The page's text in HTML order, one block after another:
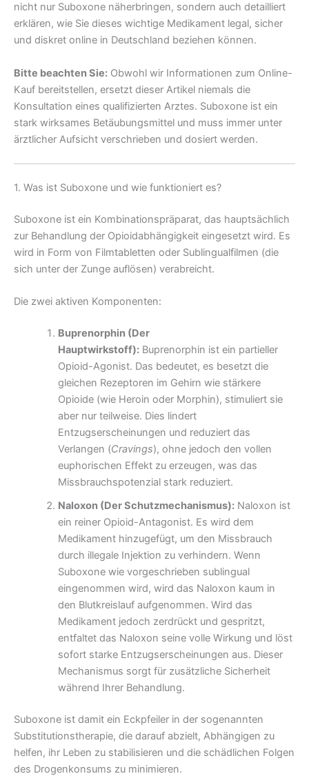
nicht nur Suboxone näherbringen, sondern auch detailliert
erklären, wie Sie dieses wichtige Medikament legal, sicher
und diskret online in Deutschland beziehen können.
Bitte beachten Sie: Obwohl wir Informationen zum Online-
Kauf bereitstellen, ersetzt dieser Artikel niemals die
Konsultation eines qualifizierten Arztes. Suboxone ist ein
stark wirksames Betäubungsmittel und muss immer unter
ärztlicher Aufsicht verschrieben und dosiert werden.
1. Was ist Suboxone und wie funktioniert es?
Suboxone ist ein Kombinationspräparat, das hauptsächlich
zur Behandlung der Opioidabhängigkeit eingesetzt wird. Es
wird in Form von Filmtabletten oder Sublingualfilmen (die
sich unter der Zunge auflösen) verabreicht.
Die zwei aktiven Komponenten:
Buprenorphin (Der
Hauptwirkstoff):Buprenorphin ist ein partieller
Opioid-Agonist. Das bedeutet, es besetzt die
gleichen Rezeptoren im Gehirn wie stärkere
Opioide (wie Heroin oder Morphin), stimuliert sie
aber nur teilweise. Dies lindert
Entzugserscheinungen und reduziert das
Verlangen (Cravings), ohne jedoch den vollen
euphorischen Effekt zu erzeugen, was das
Missbrauchspotenzial stark reduziert.
Naloxon (Der Schutzmechanismus):Naloxon ist
ein reiner Opioid-Antagonist. Es wird dem
Medikament hinzugefügt, um den Missbrauch
durch illegale Injektion zu verhindern. Wenn
Suboxone wie vorgeschrieben sublingual
eingenommen wird, wird das Naloxon kaum in
den Blutkreislauf aufgenommen. Wird das
Medikament jedoch zerdrückt und gespritzt,
entfaltet das Naloxon seine volle Wirkung und löst
sofort starke Entzugserscheinungen aus. Dieser
Mechanismus sorgt für zusätzliche Sicherheit
während Ihrer Behandlung.
Suboxone ist damit ein Eckpfeiler in der sogenannten
Substitutionstherapie, die darauf abzielt, Abhängigen zu
helfen, ihr Leben zu stabilisieren und die schädlichen Folgen
des Drogenkonsums zu minimieren.